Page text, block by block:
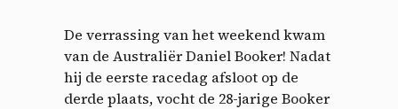
De verrassing van het weekend kwam
van de Australiër Daniel Booker! Nadat
hij de eerste racedag afsloot op de
derde plaats, vocht de 28-jarige Booker